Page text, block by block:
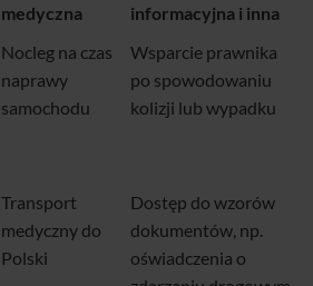
medyczna
informacyjna i inna
Nocleg na czas
naprawy
samochodu
Wsparcie prawnika
po spowodowaniu
kolizji lub wypadku
Transport
medyczny do
Polski
Dostęp do wzorów
dokumentów, np.
oświadczenia o